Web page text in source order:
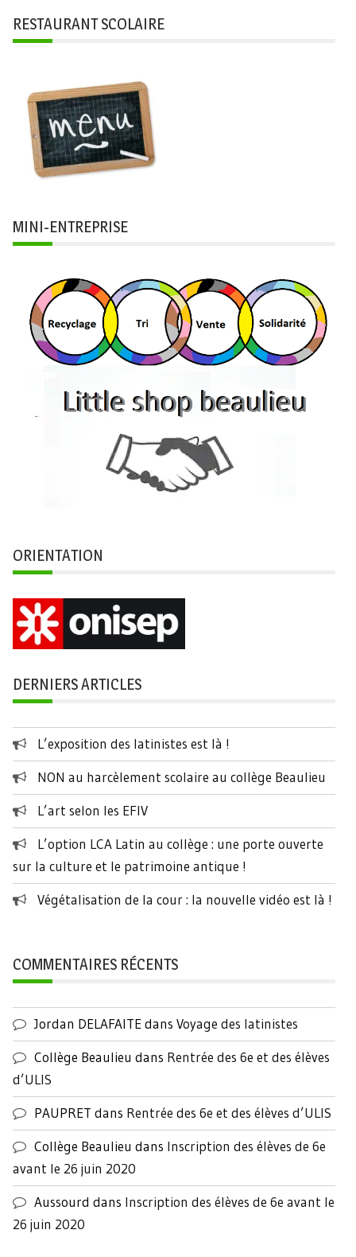
RESTAURANT SCOLAIRE
MINI-ENTREPRISE
ORIENTATION
DERNIERS ARTICLES
L’exposition des latinistes est là !
NON au harcèlement scolaire au collège Beaulieu
L’art selon les EFIV
L’option LCA Latin au collège : une porte ouverte
sur la culture et le patrimoine antique !
Végétalisation de la cour : la nouvelle vidéo est là !
COMMENTAIRES RÉCENTS
Jordan DELAFAITEdans Voyage des latinistes
Collège Beaulieu dans Rentrée des 6e et des élèves
d’ULIS
PAUPRET dans Rentrée des 6e et des élèves d’ULIS
Collège Beaulieu dans Inscription des élèves de 6e
avant le 26 juin 2020
Aussourd dans Inscription des élèves de 6e avant le
26 juin 2020